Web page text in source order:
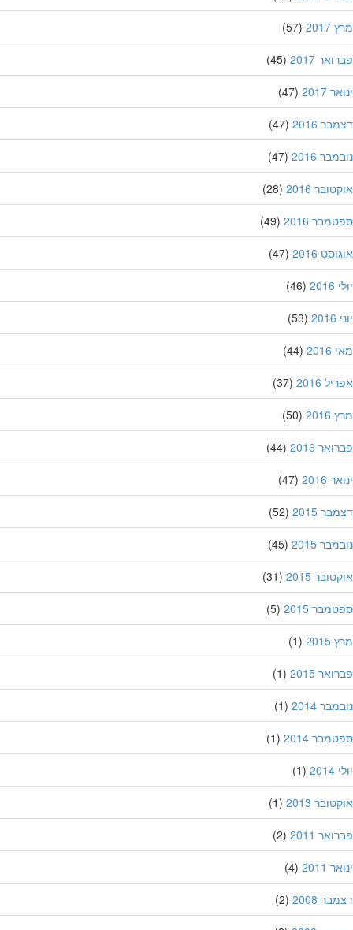
(57)
2017
(45)
2017
(47)
2016
(47)
2016
(47)
2016
(28)
2016
(49)
2016
(47)
(46)
(53)
(44)
2016
(37)
(50)
2016
(44)
2016
(47)
2015
(52)
2015
(45)
2015
(31)
2015
(5)
(1)
2015
(1)
2014
(1)
2014
(1)
(1)
2013
(1)
2011
(2)
2011
(4)
2008
(2)